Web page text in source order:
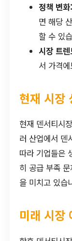
정책 변화:
면 해당
할 수 있
시장 트
서 가격
현재 시장
현재 덴서티시
러 산업에서 덴
따라 기업들은
히 공급 부족
을 미치고 있습
미래 시장